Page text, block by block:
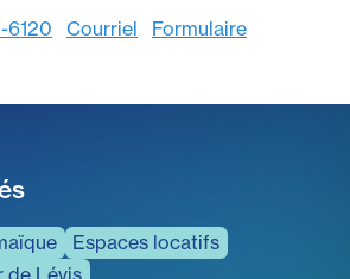
6120 Courriel Formulaire
Espaces locatifs
de Lévis